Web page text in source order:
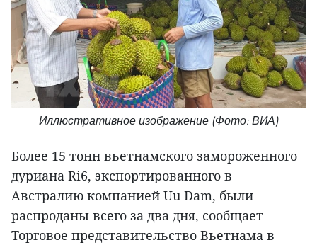
Иллюстративное изображение (Фото: ВИА)
Более 15 тонн вьетнамского замороженного
дуриана Ri6, экспортированного в
Австралию компанией Uu Dam, были
распроданы всего за два дня, сообщает
Торговое представительство Вьетнама в